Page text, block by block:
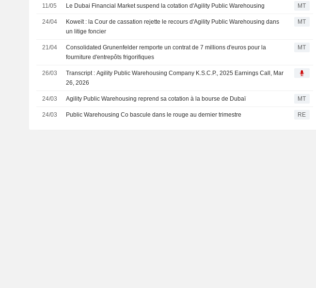
11/05 Le Dubai Financial Market suspend la cotation d'Agility Public Warehousing MT
24/04
Koweït : la Cour de cassation rejette le recours d'Agility Public Warehousing dans
un litige foncier
MT
21/04
Consolidated Grunenfelder remporte un contrat de 7 millions d'euros pour la
fourniture d'entrepôts frigorifiques
MT
26/03
Transcript : Agility Public Warehousing Company K.S.C.P., 2025 Earnings Call, Mar
26, 2026
24/03 Agility Public Warehousing reprend sa cotation à la bourse de Dubaï MT
24/03 Public Warehousing Co bascule dans le rouge au dernier trimestre RE